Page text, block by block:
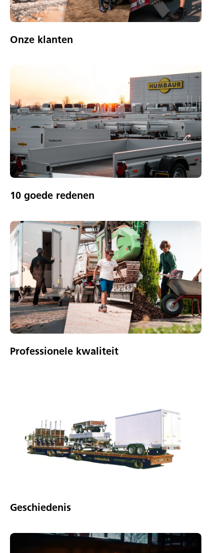
Onze klanten
10 goede redenen
Professionele kwaliteit
Geschiedenis